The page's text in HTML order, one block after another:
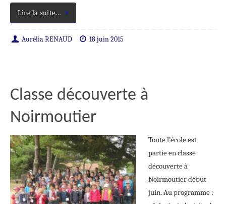
Lire la suite…
Aurélia RENAUD 18 juin 2015
Classe découverte à
Noirmoutier
Toute l’école est
partie en classe
découverte à
Noirmoutier début
juin. Au programme :